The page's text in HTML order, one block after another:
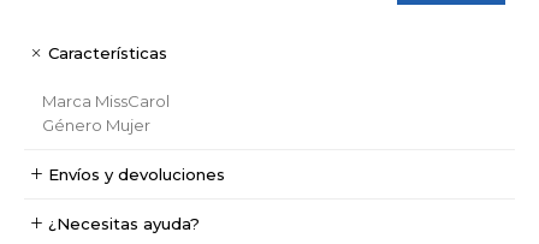
Características
Marca MissCarol
Género Mujer
Envíos y devoluciones
¿Necesitas ayuda?